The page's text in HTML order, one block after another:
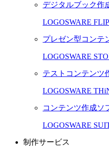
デジタルブック作
LOGOSWARE
プレゼン型コンテ
LOGOSWARE
テストコンテンツ
LOGOSWARE
コンテンツ作成ソ
LOGOSWARE
制作サービス